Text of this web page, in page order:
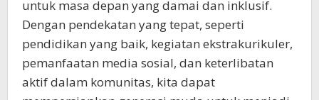
untuk masa depan yang damai dan inklusif.
Dengan pendekatan yang tepat, seperti
pendidikan yang baik, kegiatan ekstrakurikuler,
pemanfaatan media sosial, dan keterlibatan
aktif dalam komunitas, kita dapat